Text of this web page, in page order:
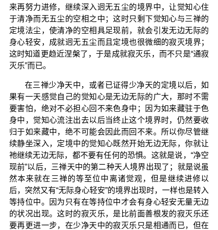
来再努力进修，继续深入迥无五尘的境界中，让觉知心住
于清净而无五尘的空相之中；这时只剩下觉知心与三禅的
定境法尘，使清净的空相具足现前，就会引发无边无际的
身心轻安，成就迥无五尘而且定境也很微细的寂灭境界；
这时知道更趋近涅槃了，于是成就寂灭乐，而不只是“通寂
灭乐”而已。
在三禅少净天中，或者已证得少净天的定境以后，如
果有一天感觉自己的觉知心是无边无际的广大，那时不需
要害怕，绝对不必担心回不来色身中；因为如来藏驻于色
身中，觉知心流注出去以后当终止这个境界时，仍然要收
归于如来藏中，绝不可能会因此而回不来。所以你尽管继
续静坐深入，定境中的觉知心既然开始无边无际，你就让
祂继续无边无际，都不要有任何的恐惧。这就是说，“净空
现前”以后，三禅天中的第二种天人境界出现了；就是说虽
然本来就在三禅的等至位中离诸觉观，但是继续进修以
后，突然又有“无际身心轻安”的境界出现时，一样也是转入
等持位中。因为只有在等持位中才会有身心轻安无量无边
的状况出现。这时的寂灭乐，是比前面善根发的寂灭乐还
要再更进一步，在少净天中的寂灭乐只是相通而已，但在